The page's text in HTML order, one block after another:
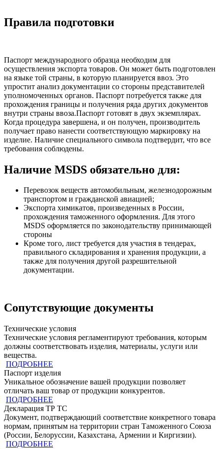
Правила подготовки
Паспорт международного образца необходим для
осуществления экспорта товаров. Он может быть подготовлен
на языке той страны, в которую планируется ввоз. Это
упростит анализ документации со стороны представителей
уполномоченных органов. Паспорт потребуется также для
прохождения границы и получения ряда других документов
внутри страны ввоза.Паспорт готовят в двух экземплярах.
Когда процедура завершена, и он получен, производитель
получает право нанести соответствующую маркировку на
изделие. Наличие специального символа подтвердит, что все
требования соблюдены.
Наличие MSDS обязательно для:
Перевозок веществ автомобильным, железнодорожным
транспортом и гражданской авиацией;
Экспорта химикатов, произведенных в России,
прохождения таможенного оформления. Для этого
MSDS оформляется по законодательству принимающей
стороны
Кроме того, лист требуется для участия в тендерах,
правильного складирования и хранения продукции, а
также для получения другой разрешительной
документации.
Сопутствующие документы
Технические условия
Технические условия регламентируют требования, которым
должны соответствовать изделия, материалы, услуги или
вещества.
ПОДРОБНЕЕ
Паспорт изделия
Уникальное обозначение вашей продукции позволяет
отличать ваш товар от продукции конкурентов.
ПОДРОБНЕЕ
Декларация ТР ТС
Документ, подтверждающий соответствие конкретного товара
нормам, принятым на территории стран Таможенного Союза
(России, Белоруссии, Казахстана, Армении и Киргизии).
ПОДРОБНЕЕ